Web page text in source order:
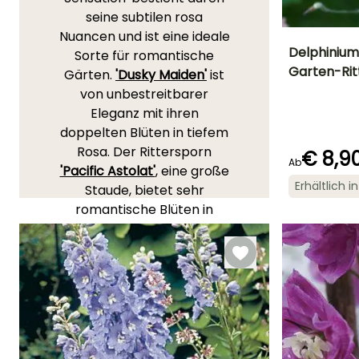
seine subtilen rosa
Nuancen und ist eine ideale
Sorte für romantische
Gärten. 'Dusky Maiden'ist
von unbestreitbarer
Eleganz mit ihren
doppelten Blüten in tiefem
Rosa. Der Rittersporn
'Pacific Astolat', eine große
Staude, bietet sehr
romantische Blüten in
einem lilafarbenen Rosa,
eine Farbe, die bei diesen
Hybriden selten
anzutreffen ist. Der
Rittersporn 'Magic Fountain
Deep Rose-White Bee'
benötigt keine Stütze und
Blütezeit
Juni für
Garten-
Ab€
Erhältlich